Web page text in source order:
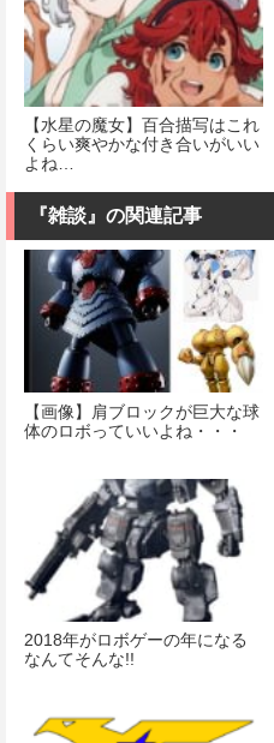
【水星の魔女】百合描写はこれ
くらい爽やかな付き合いがいい
よね…
『雑談』の関連記事
【画像】肩ブロックが巨大な球
体のロボっていいよね・・・
2018年がロボゲーの年になる
なんてそんな!!